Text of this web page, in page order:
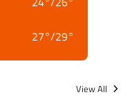
27°/29°
View All